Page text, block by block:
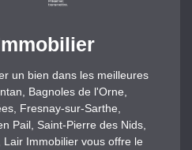
un bien dans les meilleures
Bagnoles de l'Orne,
Fresnay-sur-Sarthe,
Pail, Saint-Pierre des Nids,
Immobilier vous offre le